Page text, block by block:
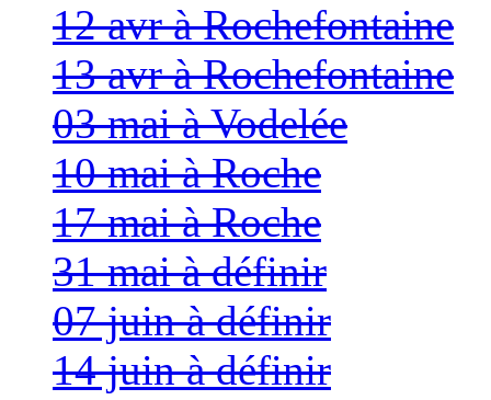
12 avr à Rochefontaine
13 avr à Rochefontaine
03 mai à Vodelée
10 mai à Roche
17 mai à Roche
31 mai à définir
07 juin à définir
14 juin à définir